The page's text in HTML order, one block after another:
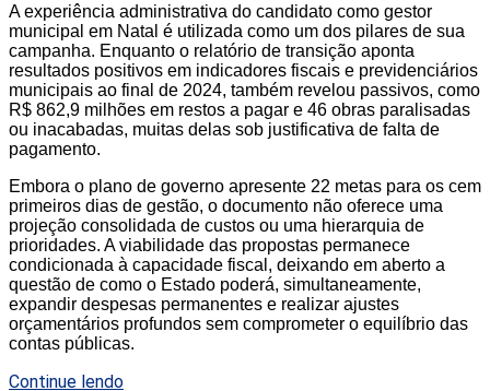
A experiência administrativa do candidato como gestor
municipal em Natal é utilizada como um dos pilares de sua
campanha. Enquanto o relatório de transição aponta
resultados positivos em indicadores fiscais e previdenciários
municipais ao final de 2024, também revelou passivos, como
R$ 862,9 milhões em restos a pagar e 46 obras paralisadas
ou inacabadas, muitas delas sob justificativa de falta de
pagamento.
Embora o plano de governo apresente 22 metas para os cem
primeiros dias de gestão, o documento não oferece uma
projeção consolidada de custos ou uma hierarquia de
prioridades. A viabilidade das propostas permanece
condicionada à capacidade fiscal, deixando em aberto a
questão de como o Estado poderá, simultaneamente,
expandir despesas permanentes e realizar ajustes
orçamentários profundos sem comprometer o equilíbrio das
contas públicas.
Continue lendo